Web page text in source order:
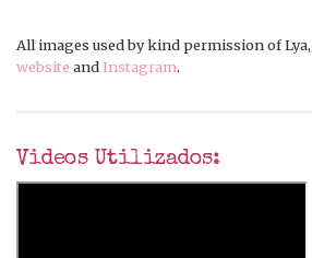
All images used by kind permission of
website andInstagram.
Videos Utilizados: